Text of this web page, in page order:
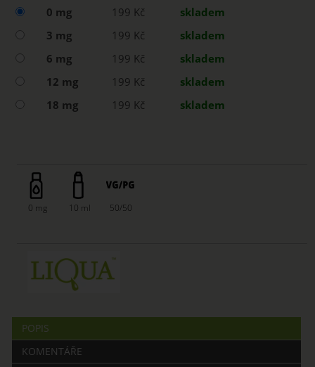
0 mg
199 Kč
skladem
3 mg
199 Kč
skladem
6 mg
199 Kč
skladem
12 mg
199 Kč
skladem
18 mg
199 Kč skladem
0 mg 10 ml 50/50
POPIS
KOMENTÁŘE